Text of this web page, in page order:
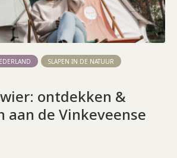
SLAPEN IN DE NATUUR
ontdekken &
aan de Vinkeveense